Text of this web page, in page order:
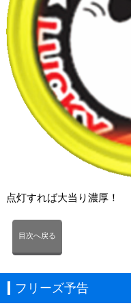
点灯すれば大当り濃厚！
目次へ戻る
フリーズ予告